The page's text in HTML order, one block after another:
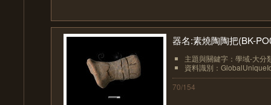
器名:素燒陶陶把(BK-
主題與關鍵字：學域-大分
資料識別：
70/154